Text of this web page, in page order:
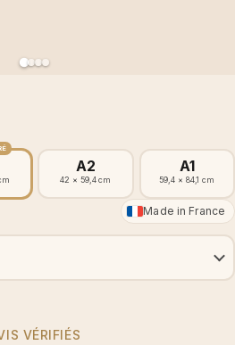
A2
42 × 59,4 cm
A1
59,4 × 84,1 cm
Made in France
VÉRIFIÉS